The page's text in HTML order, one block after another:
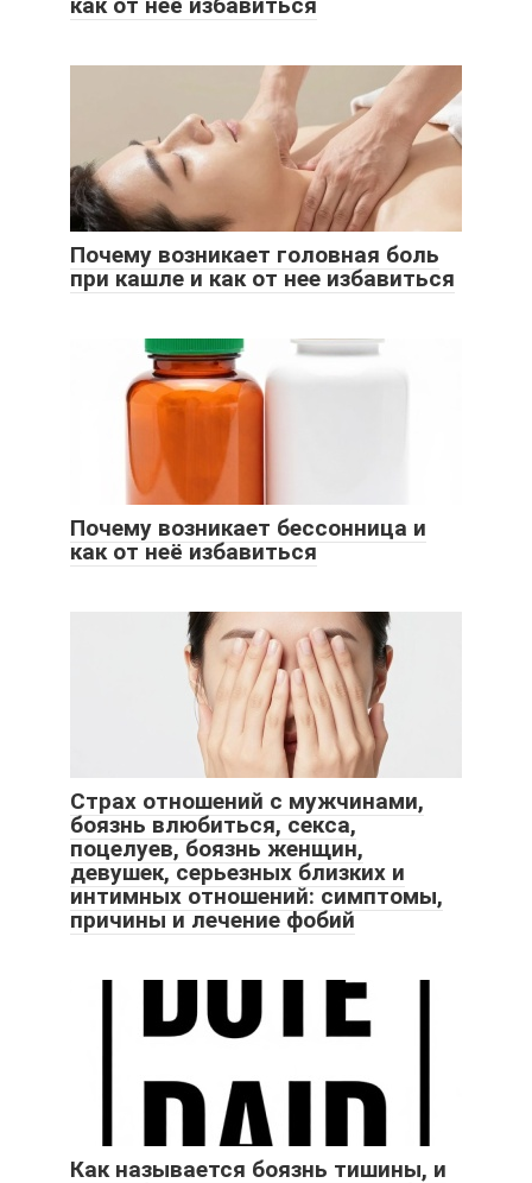
как от неё избавиться
Почему возникает головная боль
при кашле и как от нее избавиться
Почему возникает бессонница и
как от неё избавиться
Страх отношений с мужчинами,
боязнь влюбиться, секса,
поцелуев, боязнь женщин,
девушек, серьезных близких и
интимных отношений: симптомы,
причины и лечение фобий
Как называется боязнь тишины, и